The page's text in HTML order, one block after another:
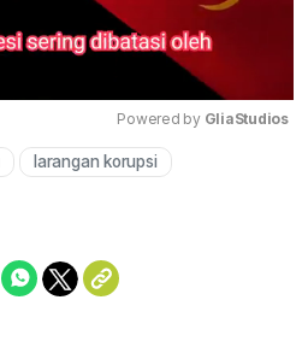
Powered by GliaStudios
larangan korupsi